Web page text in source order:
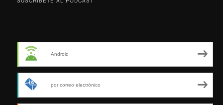
Android
por correo electrónico